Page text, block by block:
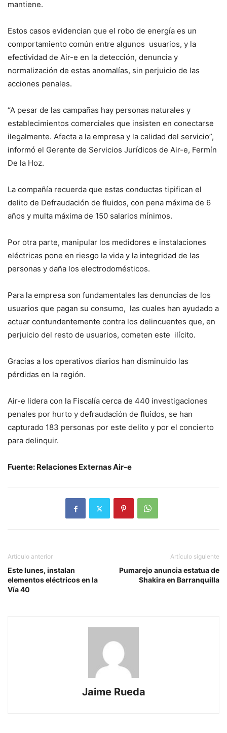
mantiene.
Estos casos evidencian que el robo de energía es un
comportamiento común entre algunos usuarios, y la
efectividad de Air-e en la detección, denuncia y
normalización de estas anomalías, sin perjuicio de las
acciones penales.
“A pesar de las campañas hay personas naturales y
establecimientos comerciales que insisten en conectarse
ilegalmente. Afecta a la empresa y la calidad del servicio”,
informó el Gerente de Servicios Jurídicos de Air-e, Fermín
De la Hoz.
La compañía recuerda que estas conductas tipifican el
delito de Defraudación de fluidos, con pena máxima de 6
años y multa máxima de 150 salarios mínimos.
Por otra parte, manipular los medidores e instalaciones
eléctricas pone en riesgo la vida y la integridad de las
personas y daña los electrodomésticos.
Para la empresa son fundamentales las denuncias de los
usuarios que pagan su consumo, las cuales han ayudado a
actuar contundentemente contra los delincuentes que, en
perjuicio del resto de usuarios, cometen este ilícito.
Gracias a los operativos diarios han disminuido las
pérdidas en la región.
Air-e lidera con la Fiscalía cerca de 440 investigaciones
penales por hurto y defraudación de fluidos, se han
capturado 183 personas por este delito y por el concierto
para delinquir.
Fuente: Relaciones Externas Air-e
Artículo anterior
Este lunes, instalan
elementos eléctricos en la
Vía 40
Artículo siguiente
Pumarejo anuncia estatua de
Shakira en Barranquilla
Jaime Rueda